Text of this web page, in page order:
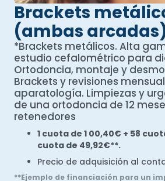
Brackets
(ambas
*Brackets metálicos. Alta
estudio cefalométrico para
Ortodoncia, montaje y
Brackets y revisiones
aparatología. Limpiezas y
de una ortodoncia de 12
retenedores
1 cuota de 1 00,40€ + 58
cuota de 49,92€**.
Precio de adquisición al
**Ejemplo de financiación para un